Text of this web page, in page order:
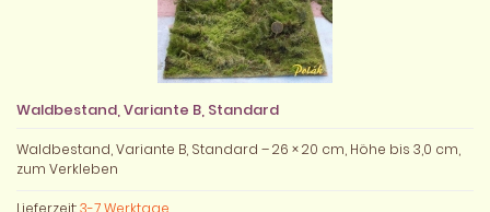
Waldbestand, Variante B, Standard
Waldbestand, Variante B, Standard – 26 × 20 cm, Höhe bis 3,0 cm,
zum Verkleben
Lieferzeit:3-7 Werktage